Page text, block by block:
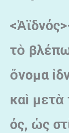
<
τὸ
ὄνομα
καὶ μετὰ
ός, ὡς